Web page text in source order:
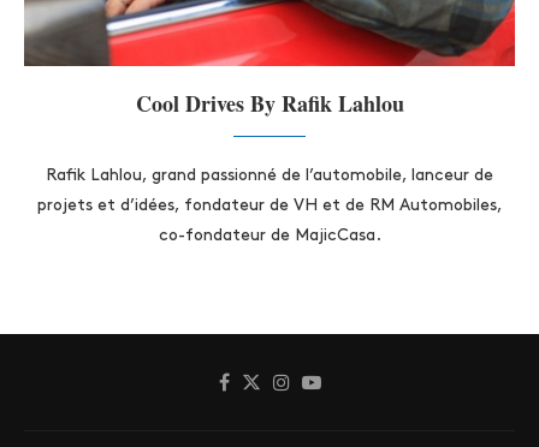
Cool Drives By Rafik Lahlou
Rafik Lahlou, grand passionné de l’automobile, lanceur de
projets et d’idées, fondateur de VH et de RM Automobiles,
co-fondateur de MajicCasa.